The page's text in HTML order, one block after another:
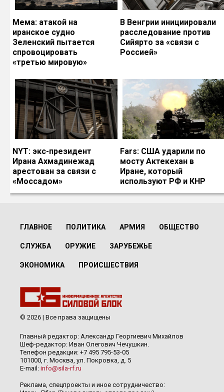
Мема: атакой на
иранское судно
Зеленский пытается
спровоцировать
«третью мировую»
В Венгрии инициировали
расследование против
Сийярто за «связи с
Россией»
NYT: экс-президент
Ирана Ахмадинежад
арестован за связи с
«Моссадом»
Fars: США ударили по
мосту Актекехан в
Иране, который
используют РФ и КНР
ГЛАВНОЕ ПОЛИТИКА АРМИЯ ОБЩЕСТВО
СЛУЖБА ОРУЖИЕ ЗАРУБЕЖЬЕ
ЭКОНОМИКА ПРОИСШЕСТВИЯ
© 2026 | Все права защищены
Главный редактор: Александр Георгиевич Михайлов
Шеф-редактор: Иван Олегович Чечушкин.
Телефон редакции: +7 495 795-53-05
101000, г. Москва, ул. Покровка, д. 5
E-mail: info@sila-rf.ru
Реклама, спецпроекты и иное сотрудничество: